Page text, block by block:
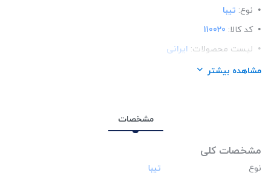
نوع: تیبا
کد کالا: 110020
لیست محصولات: ایرانی
برند:کمک فنر ایران
مشاهده بیشتر
مشخصات
مشخصات کلی
نوع